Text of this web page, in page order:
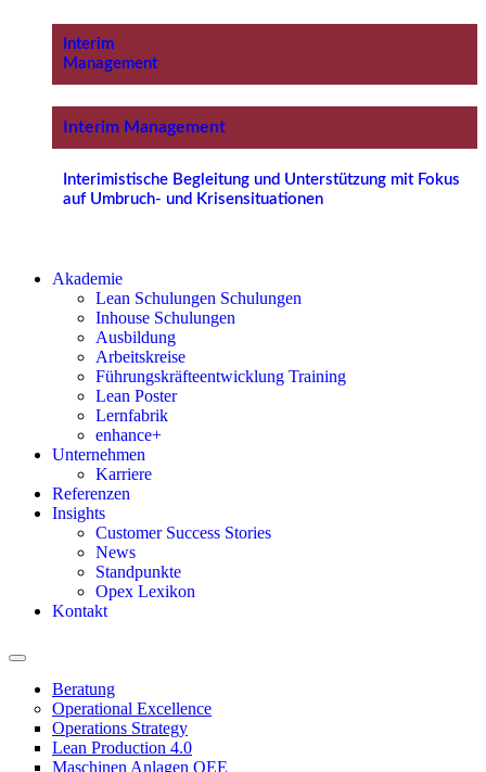
Interim
Management
Interim Management
Interimistische Begleitung und Unterstützung mit Fokus
auf Umbruch- und Krisensituationen
Akademie
Lean Schulungen Schulungen
Inhouse Schulungen
Ausbildung
Arbeitskreise
Führungskräfteentwicklung Training
Lean Poster
Lernfabrik
enhance+
Unternehmen
Karriere
Referenzen
Insights
Customer Success Stories
News
Standpunkte
Opex Lexikon
Kontakt
Beratung
Operational Excellence
Operations Strategy
Lean Production 4.0
Maschinen Anlagen OEE